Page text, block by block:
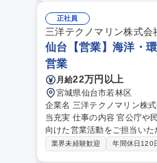
（DX edgeプレセールスデリバ
【271】データセンタース
正社員
三洋テクノマリン株式会
仙台【営業】海洋・
営業
月給22万円以上
宮城県仙台市若林区
企業名 三洋テクノマリン株式会社 求人名 仙台【営業】海洋・環境コンサルティング企業～中途
当充実 仕事の内容 官公庁や民間企業といった当社顧客に対して海洋環境調査/深浅測量/海底探査等の案件獲得に
向けた営業活動をご担当いただき
官公庁や民間企業といった
業界未経験歓迎 年間休日120